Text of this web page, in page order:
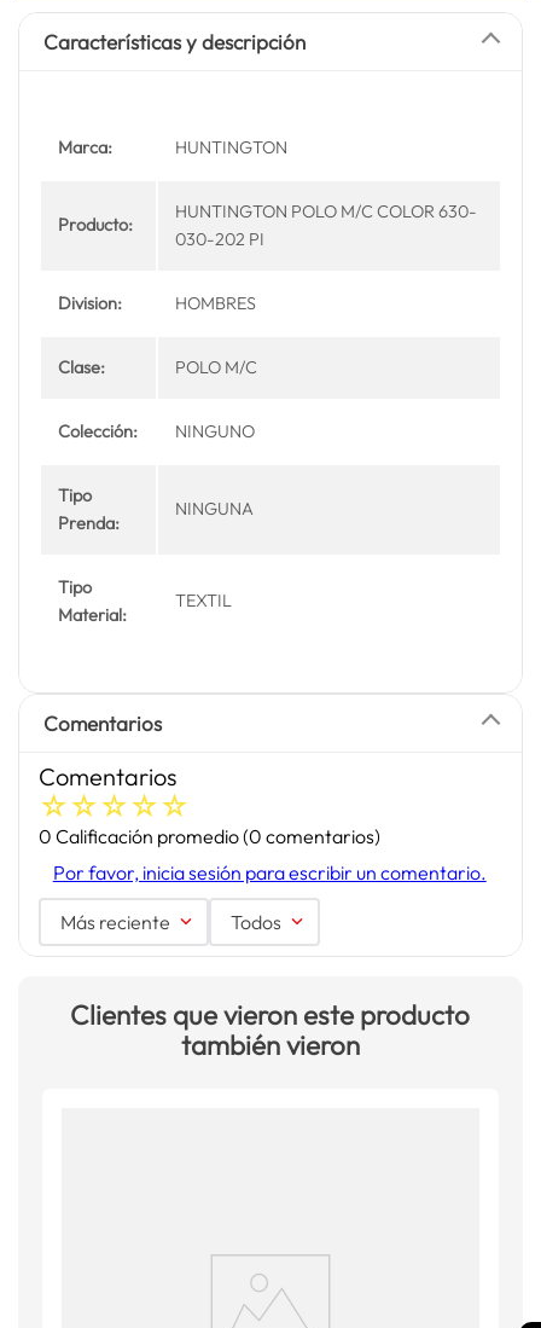
Características y descripción
Marca: HUNTINGTON
Producto:
HUNTINGTON POLO M/C COLOR 630-
030-202 PI
Division: HOMBRES
Clase: POLO M/C
Colección: NINGUNO
Tipo
Prenda:
NINGUNA
Tipo
Material:
TEXTIL
Comentarios
Comentarios
☆☆☆☆☆
0 Calificación promedio(0 comentarios)
Por favor, inicia sesión para escribir un comentario.
Más reciente Todos
Clientes que vieron este producto
también vieron